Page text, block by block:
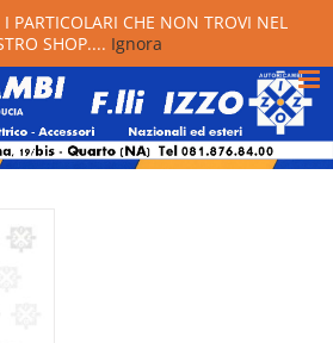
PARTICOLARI CHE NON TROVI NEL
SHOP.... Ignora